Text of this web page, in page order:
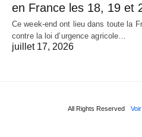
en France les 18, 19 et
Ce week-end ont lieu dans toute la
contre la loi d’urgence agricole…
juillet 17, 2026
All Rights Reserved